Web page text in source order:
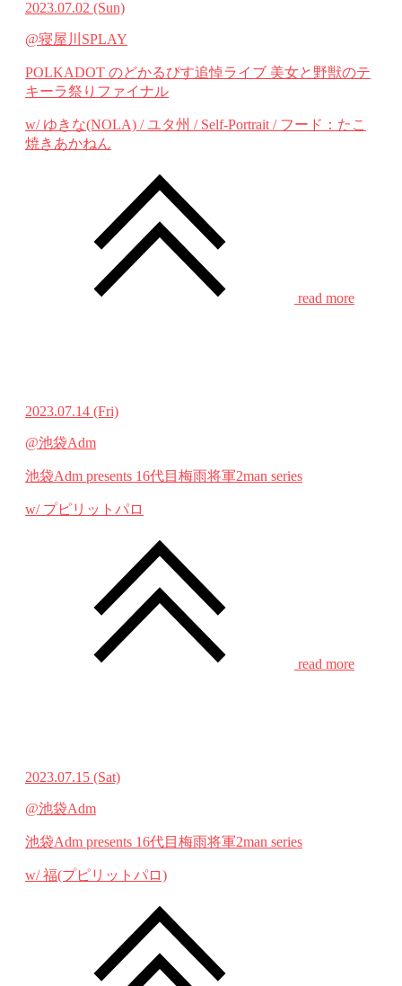
2023.07.02 (Sun)
@寝屋川SPLAY
POLKADOT のどかるぴす追悼ライブ 美女と野獣のテ
キーラ祭りファイナル
w/ ゆきな(NOLA) / ユタ州 / Self-Portrait / フード：たこ
焼きあかねん
read more
2023.07.14 (Fri)
@池袋Adm
池袋Adm presents 16代目梅雨将軍2man series
w/ プピリットパロ
read more
2023.07.15 (Sat)
@池袋Adm
池袋Adm presents 16代目梅雨将軍2man series
w/ 福(プピリットパロ)